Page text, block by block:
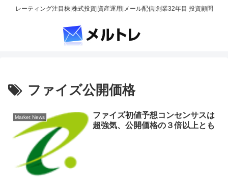
レーティング注目株|株式投資|資産運用|メール配信|創業32年目 投資顧問
ファイズ公開価格
Market News
ファイズ初値予想コンセンサスは
超強気、公開価格の３倍以上とも